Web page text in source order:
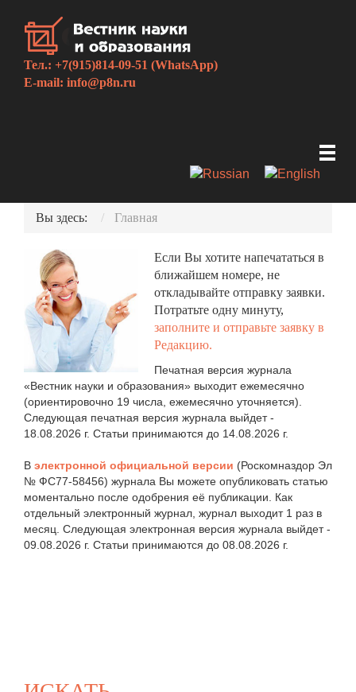
Тел.: +7(915)814-09-51 (WhatsApp)
E-mail: info@p8n.ru
Вы здесь: Главная
Если Вы хотите напечататься в
ближайшем номере, не
откладывайте отправку заявки.
Потратьте одну минуту,
заполните и отправьте заявку в
Редакцию.
Печатная версия журнала
«Вестник науки и образования» выходит ежемесячно
(ориентировочно 19 числа, ежемесячно уточняется).
Следующая печатная версия журнала выйдет -
18.08.2026 г. Статьи принимаются до 14.08.2026 г.
В электронной официальной версии (Роскомназдор Эл
№ ФС77-58456) журнала Вы можете опубликовать статью
моментально после одобрения её публикации. Как
отдельный электронный журнал, журнал выходит 1 раз в
месяц. Следующая электронная версия журнала выйдет -
09.08.2026 г. Статьи принимаются до 08.08.2026 г.